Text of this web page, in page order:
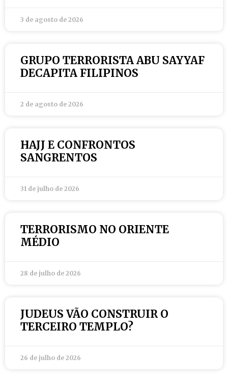
3 de agosto de 2026
GRUPO TERRORISTA ABU SAYYAF
DECAPITA FILIPINOS
2 de agosto de 2026
HAJJ E CONFRONTOS
SANGRENTOS
31 de julho de 2026
TERRORISMO NO ORIENTE
MÉDIO
28 de julho de 2026
JUDEUS VÃO CONSTRUIR O
TERCEIRO TEMPLO?
26 de julho de 2026